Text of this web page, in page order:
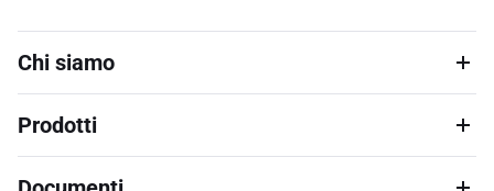
Chi siamo
Prodotti